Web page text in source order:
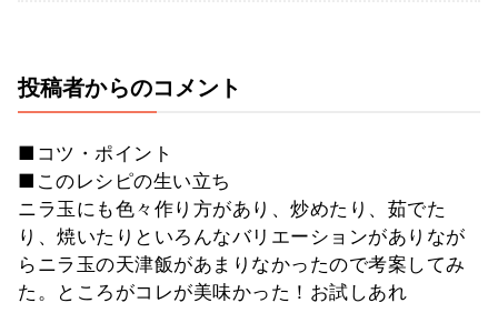
投稿者からのコメント
■コツ・ポイント
■このレシピの生い立ち
ニラ玉にも色々作り方があり、炒めたり、茹でた
り、焼いたりといろんなバリエーションがありなが
らニラ玉の天津飯があまりなかったので考案してみ
た。ところがコレが美味かった！お試しあれ